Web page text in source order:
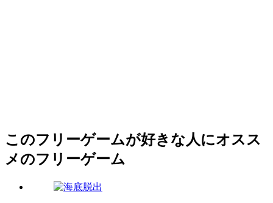
このフリーゲームが好きな人にオスス
メのフリーゲーム